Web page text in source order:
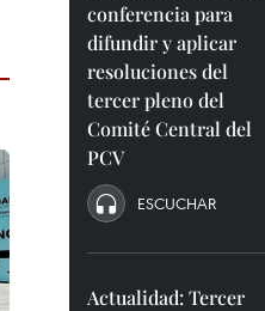
conferencia para
difundir y aplicar
resoluciones del
tercer pleno del
Comité Central del
PCV
ESCUCHAR
Actualidad: Tercer